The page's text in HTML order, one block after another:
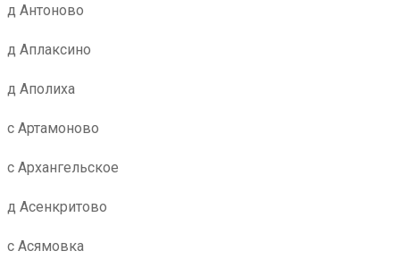
д Антоново
д Аплаксино
д Аполиха
с Артамоново
с Архангельское
д Асенкритово
с Асямовка